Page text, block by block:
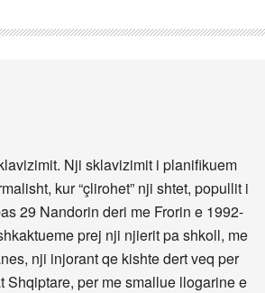
Nji sklavizimit i planifikuem
kur “çlirohet” nji shtet, popullit i
29 Nandorin deri me Frorin e 1992-
prej nji njierit pa shkoll, me
nji injorant qe kishte dert veq per
Shqiptare, per me smallue llogarine e